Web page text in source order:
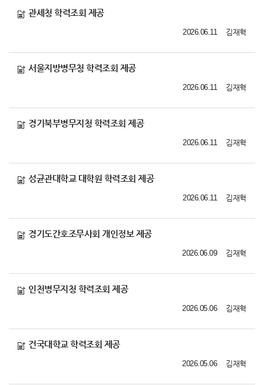
관세청 학력조회 제공
김재혁
2026.06.11
서울지방병무청 학력조회 제공
김재혁
2026.06.11
경기북부병무지청 학력조회 제공
김재혁
2026.06.11
성균관대학교 대학원 학력조회 제공
김재혁
2026.06.11
경기도간호조무사회 개인정보 제공
김재혁
2026.06.09
인천병무지청 학력조회 제공
김재혁
2026.05.06
건국대학교 학력조회 제공
김재혁
2026.05.06